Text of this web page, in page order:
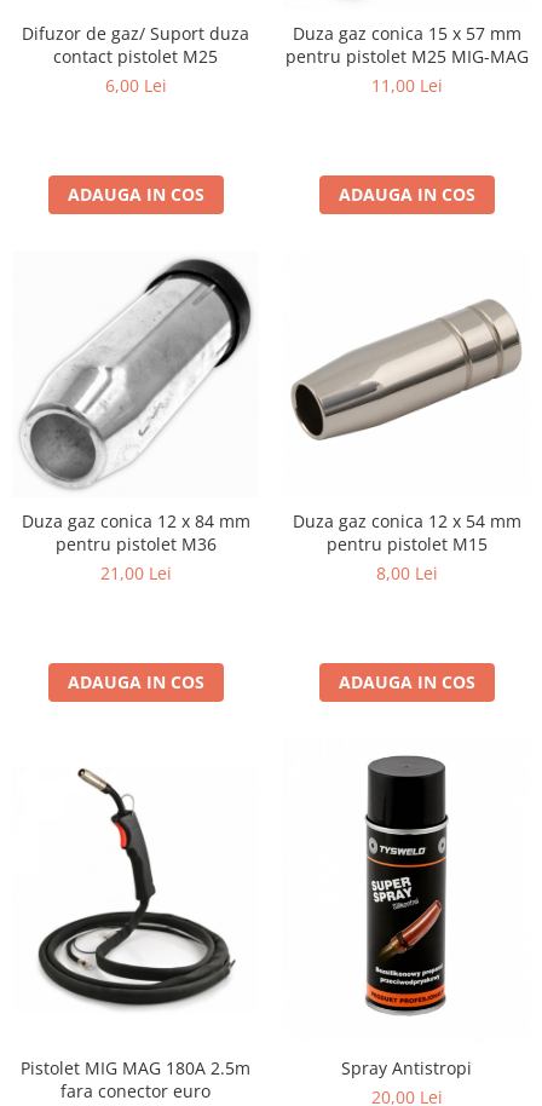
Utilaje agricole
Motocultoare
Accesorii utilaje agricole
Pachete motocultoare
Vehicule utilitare
Curte si gradina
Masini de tuns gazon
Aparate de spalat cu presiune
Foarfece gard viu
Freze de zapada
Ingrijire gazon
Motocoase
Atomizoare si pulverizatoare
Motoburghie
Maturi rotative
Solarii gradina
Solutii depozitare
Casute gradina
Cutii depozitare
Mobilier gradina
Set mobilier gradina
Scaune gradina
Difuzor de gaz/ Suport duza
contact pistolet M25
6,00 Lei
ADAUGA IN COS
Duza gaz conica 15 x 57 mm
pentru pistolet M25 MIG-MAG
11,00 Lei
ADAUGA IN COS
Duza gaz conica 12 x 84 mm
pentru pistolet M36
21,00 Lei
ADAUGA IN COS
Duza gaz conica 12 x 54 mm
pentru pistolet M15
8,00 Lei
ADAUGA IN COS
Pistolet MIG MAG 180A 2.5m
fara conector euro
Spray Antistropi
20,00 Lei